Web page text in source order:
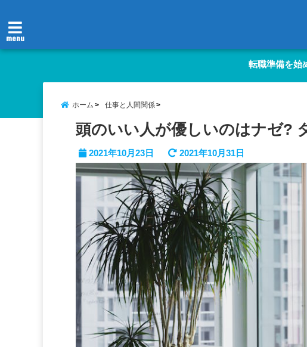
menu
転職準備を始
ホーム 仕事と人間関係
頭のいい人が優しいのはナゼ?
2021年10月23日 2021年10月31日